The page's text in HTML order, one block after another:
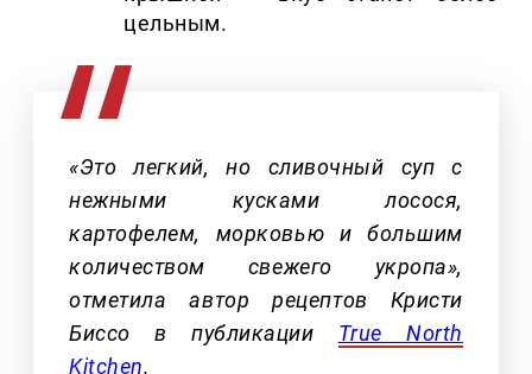
цельным.
«Это легкий, но сливочный суп с
нежными кусками лосося,
картофелем, морковью и большим
количеством свежего укропа»,
отметила автор рецептов Кристи
Биссо в публикации True North
Kitchen.